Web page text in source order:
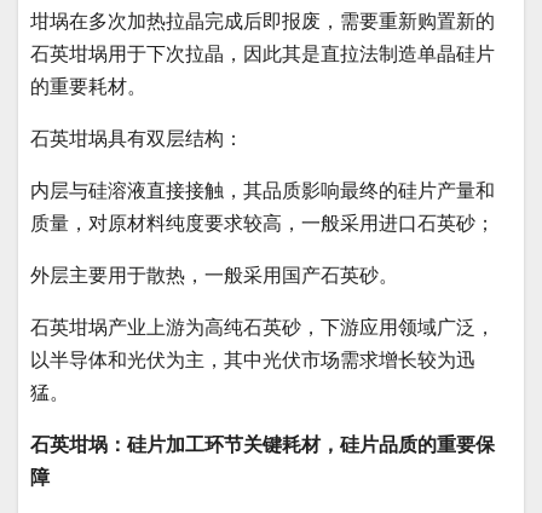
坩埚在多次加热拉晶完成后即报废，需要重新购置新的
石英坩埚用于下次拉晶，因此其是直拉法制造单晶硅片
的重要耗材。
石英坩埚具有双层结构：
内层与硅溶液直接接触，其品质影响最终的硅片产量和
质量，对原材料纯度要求较高，一般采用进口石英砂；
外层主要用于散热，一般采用国产石英砂。
石英坩埚产业上游为高纯石英砂，下游应用领域广泛，
以半导体和光伏为主，其中光伏市场需求增长较为迅
猛。
石英坩埚：硅片加工环节关键耗材，硅片品质的重要保
障